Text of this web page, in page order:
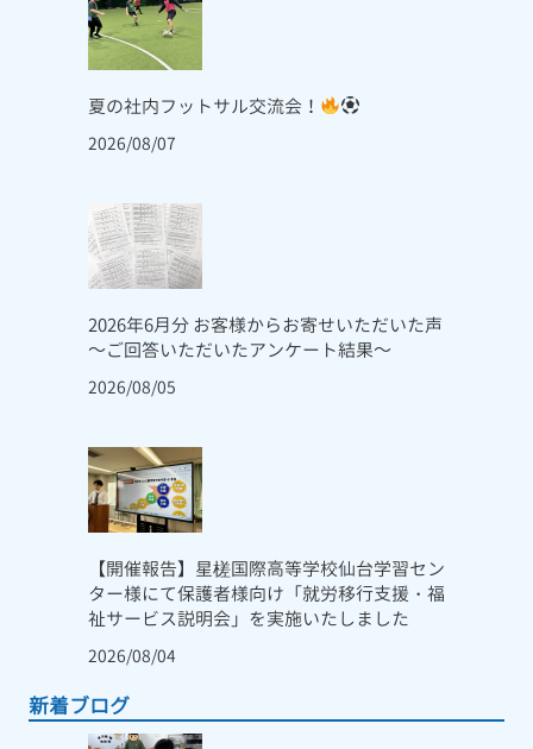
夏の社内フットサル交流会！
2026/08/07
2026年6月分 お客様からお寄せいただいた声
～ご回答いただいたアンケート結果～
2026/08/05
【開催報告】星槎国際高等学校仙台学習セン
ター様にて保護者様向け「就労移行支援・福
祉サービス説明会」を実施いたしました
2026/08/04
新着ブログ